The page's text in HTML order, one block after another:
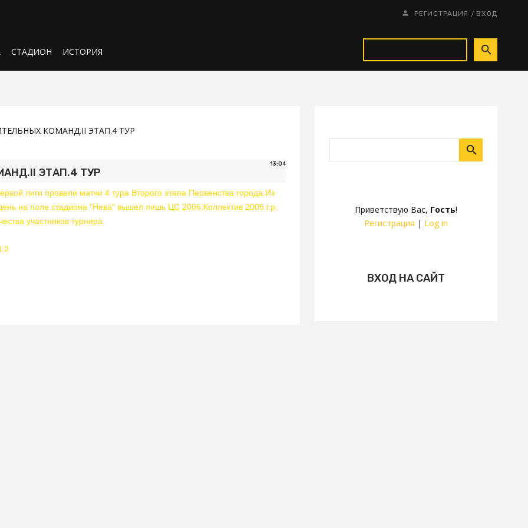
РЕГИСТРАЦИЯ / ВХОД
СТАДИОН ИСТОРИЯ
Приветствую Вас, Гость!
Регистрация | Log in
ВХОД НА САЙТ
КОМАНД.II ЭТАП.4 ТУР
13:04
ЭТАП.4 ТУР
лиги провели матчи 4 тура Второго этапа Первенства города.Из
на поле стадиона "Нева" вышел лишь ЦС 2006.Коллектив 2005 г.р.
участников турнира.